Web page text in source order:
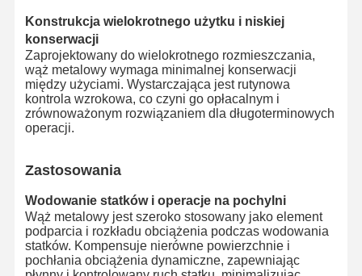
Konstrukcja wielokrotnego użytku i niskiej
konserwacji
Zaprojektowany do wielokrotnego rozmieszczania,
wąż metalowy wymaga minimalnej konserwacji
między użyciami. Wystarczająca jest rutynowa
kontrola wzrokowa, co czyni go opłacalnym i
zrównoważonym rozwiązaniem dla długoterminowych
operacji.
Zastosowania
Wodowanie statków i operacje na pochylni
Wąż metalowy jest szeroko stosowany jako element
podparcia i rozkładu obciążenia podczas wodowania
statków. Kompensuje nierówne powierzchnie i
pochłania obciążenia dynamiczne, zapewniając